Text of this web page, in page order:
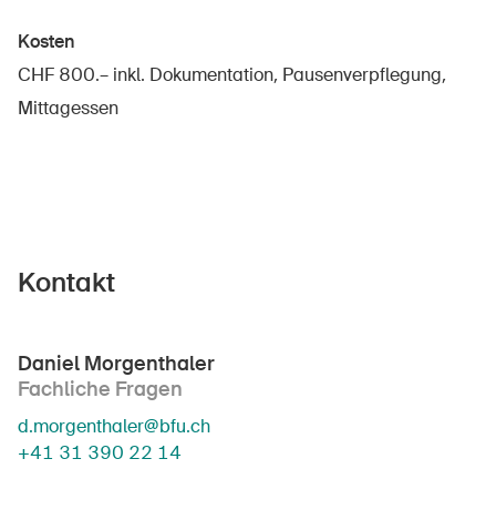
Kosten
CHF 800.– inkl. Dokumentation, Pausenverpflegung,
Mittagessen
Kontakt
Daniel Morgenthaler
Fachliche Fragen
d.morgenthaler@bfu.ch
+41 31 390 22 14